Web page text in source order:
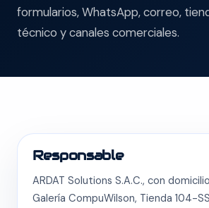
formularios, WhatsApp, correo,
técnico y canales comerciales.
Responsable
ARDAT Solutions S.A.C., con
Galería CompuWilson, Tienda 104-